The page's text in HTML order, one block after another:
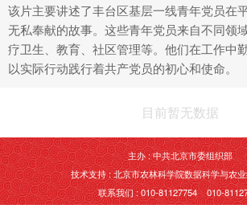
该片主要讲述了丰台区基层一线青年党员在
无私奉献的故事。这些青年党员来自不同领
疗卫生、教育、社区管理等。他们在工作中
以实际行动践行着共产党员的初心和使命。
目前暂无数据
主办 : 中共北京市委组织部
技术支持 : 北京市农林科学院数据科学与农
联系我们 : 010-81127754 010-